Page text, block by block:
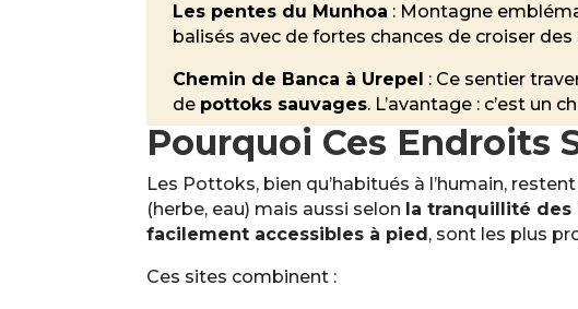
Les pentes du Munhoa : Montagne
balisés avec de fortes chances de croiser
Chemin de Banca à Urepel : Ce sentier
de pottoks sauvages. L’avantage : c’est un
Pourquoi Ces Endroits
Les Pottoks, bien qu’habitués à l’humain,
(herbe, eau) mais aussi selon la tranquillité des
facilement accessibles à pied , sont les plus
Ces sites combinent :